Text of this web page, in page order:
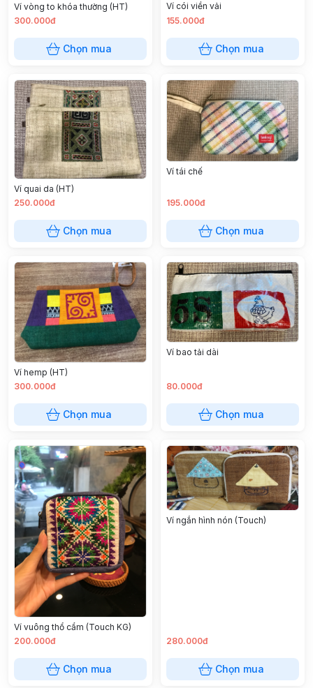
Ví vòng to khóa thường (HT)
300.000đ
Chọn mua
Ví cói viền vải
155.000đ
Chọn mua
Ví quai da (HT)
250.000đ
Chọn mua
Ví tái chế
195.000đ
Chọn mua
Ví hemp (HT)
300.000đ
Chọn mua
Ví bao tải dài
80.000đ
Chọn mua
Ví vuông thổ cẩm (Touch KG)
200.000đ
Chọn mua
Ví ngắn hình nón (Touch)
280.000đ
Chọn mua